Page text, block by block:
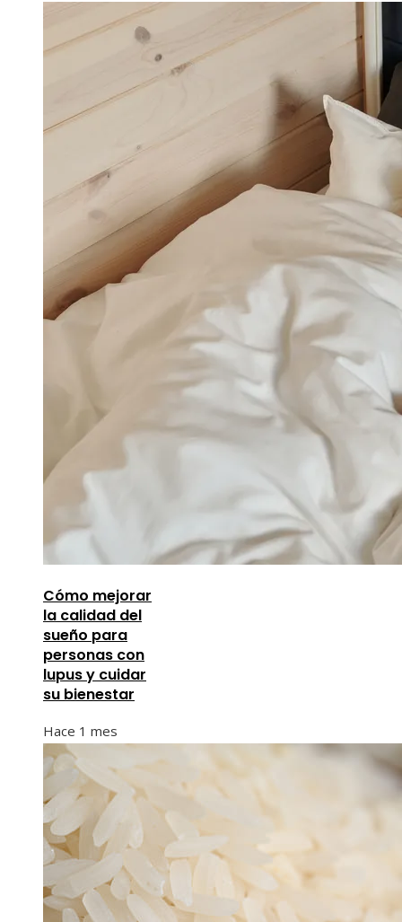
Cómo mejorar
la calidad del
sueño para
personas con
lupus y cuidar
su bienestar
Hace 1 mes